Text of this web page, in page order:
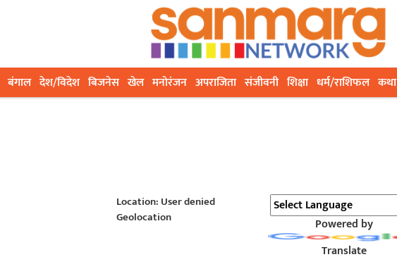
बंगाल देश/विदेश बिजनेस खेल मनोरंजन अपराजिता संजीवनी शिक्षा धर्म/राशिफल कथा
Location: User denied
Geolocation
Powered by
Translate